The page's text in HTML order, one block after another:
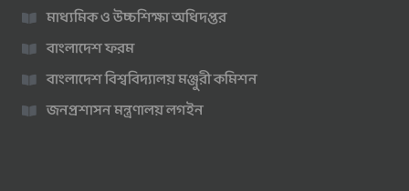
মাধ্যমিক ও উচ্চশিক্ষা অধিদপ্তর
বাংলাদেশ ফরম
বাংলাদেশ বিশ্ববিদ্যালয় মঞ্জুরী কমিশন
জনপ্রশাসন মন্ত্রণালয় লগইন